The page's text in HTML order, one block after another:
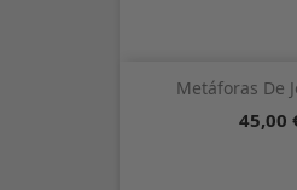
Metáforas De
Precio
45,00